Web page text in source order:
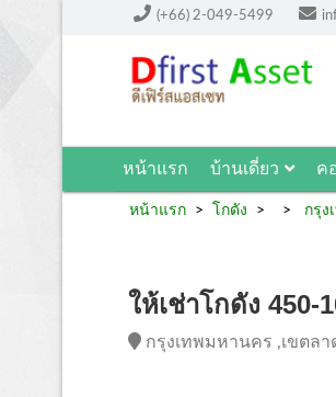
(+66) 2-049-5499
หน้าแรก บ้านเดี่ยว ค
หน้าแรก โกดัง กรุง
ให้เช่าโกดัง
กรุงเทพมหานคร ,เขตลา